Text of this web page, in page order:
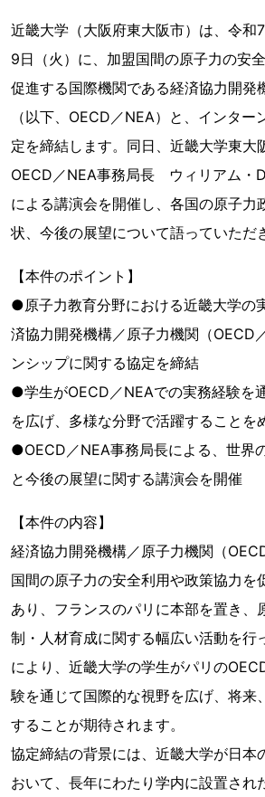
近畿大学（大阪府東大阪市）は、令
9日（火）に、加盟国間の原子力の安
促進する国際機関である経済協力開発
（以下、OECD／NEA）と、インター
定を締結します。同日、近畿大学東大
OECD／NEA事務局長 ウィリアム・
による講演会を開催し、各国の原子力
状、今後の展望について語っていただ
【本件のポイント】
●原子力教育分野における近畿大学の
済協力開発機構／原子力機関（OECD
ンシップに関する協定を締結
●学生がOECD／NEAでの実務経験を
を広げ、多様な分野で活躍することを
●OECD／NEA事務局長による、世界
と今後の展望に関する講演会を開催
【本件の内容】
経済協力開発機構／原子力機関（
国間の原子力の安全利用や政策協力を
あり、フランスのパリに本部を置き、
制・人材育成に関する幅広い活動を行
により、近畿大学の学生がパリの
験を通じて国際的な視野を広げ、将来
することが期待されます。
協定締結の背景には、近畿大学が日本
おいて、長年にわたり学内に設置され